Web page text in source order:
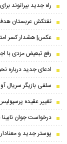
راه جدید بیرانوند
نفتکش عربستان
عکس| هشدار کسر
رفع تبعیض مزدی با
ادعای جدید درباره
سلفی بازیگر سریال
تغییر عقیده
درخواست جوان
پوستر جدید و